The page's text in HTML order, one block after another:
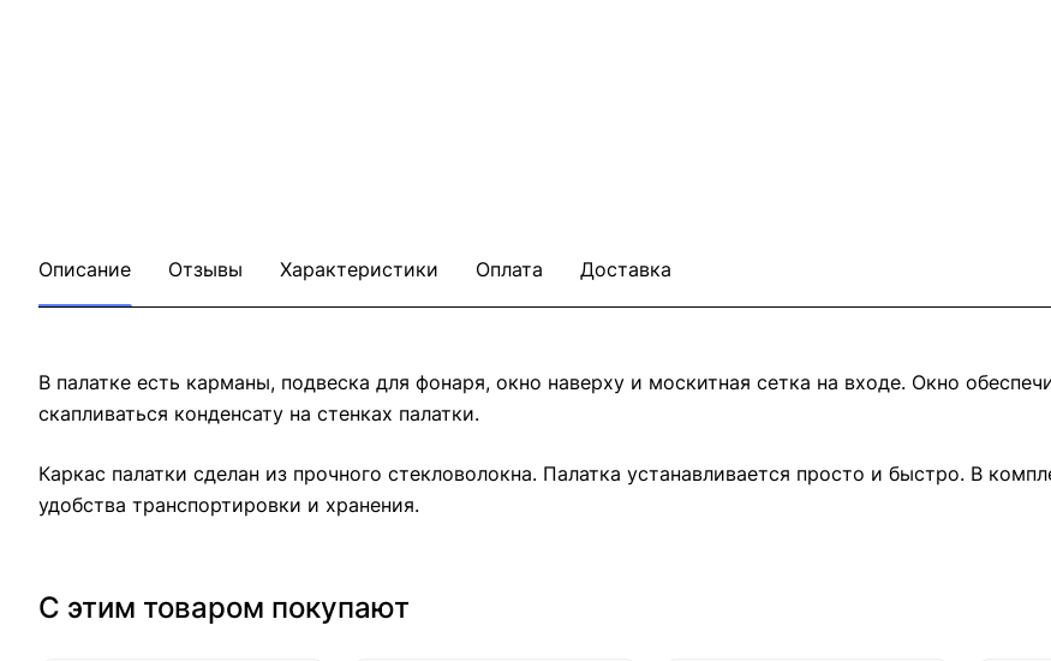
Описание Отзывы Характеристики Оплата Доставка
В палатке есть карманы, подвеска для фонаря, окно наверху и москитная сетка на входе. Окно
скапливаться конденсату на стенках палатки.
Каркас палатки сделан из прочного стекловолокна. Палатка устанавливается просто и быстро. В
удобства транспортировки и хранения.
С этим товаром покупают